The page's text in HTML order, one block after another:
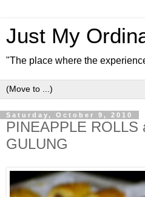
Just My
"The place where the
Saturday, October 9, 2010
PINEAPPLE ROLLS
GULUNG